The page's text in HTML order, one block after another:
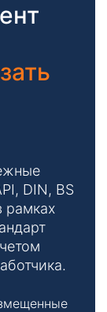
DIN, BS
рамках